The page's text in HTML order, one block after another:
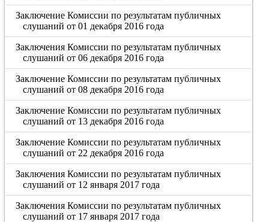
Заключение Комиссии по результатам публичных
слушаний от 01 декабря 2016 года
Заключения Комиссии по результатам публичных
слушаний от 06 декабря 2016 года
Заключение Комиссии по результатам публичных
слушаний от 08 декабря 2016 года
Заключение Комиссии по результатам публичных
слушаний от 13 декабря 2016 года
Заключение Комиссии по результатам публичных
слушаний от 22 декабря 2016 года
Заключения Комиссии по результатам публичных
слушаний от 12 января 2017 года
Заключения Комиссии по результатам публичных
слушаний от 17 января 2017 года